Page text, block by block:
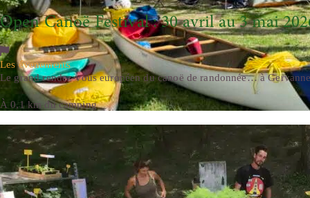
Open Canoë Festival : 30 avril au 3 mai
Les évenements
Le grand rendez-vous européen du canoë de randonnée… à
À 0,1 km du camping